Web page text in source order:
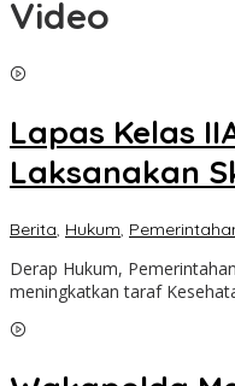
Video
Lapas Kelas
Laksanakan
Berita, Hukum,
Derap Hukum,
meningkatkan taraf